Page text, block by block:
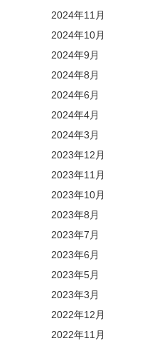
2024年11月
2024年10月
2024年9月
2024年8月
2024年6月
2024年4月
2024年3月
2023年12月
2023年11月
2023年10月
2023年8月
2023年7月
2023年6月
2023年5月
2023年3月
2022年12月
2022年11月